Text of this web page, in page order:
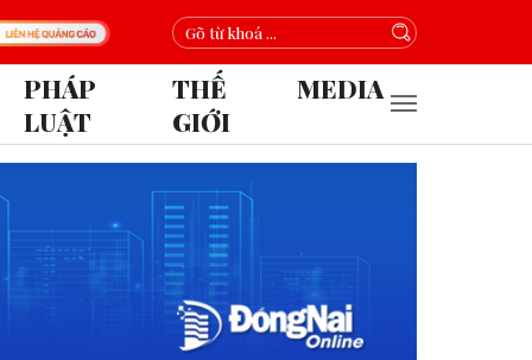
PHÁP
LUẬT
THẾ
GIỚI
MEDIA